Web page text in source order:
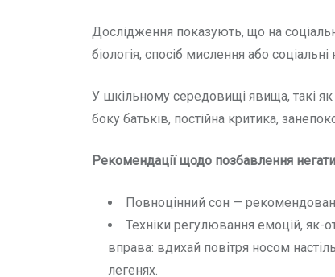
Дослідження показують, що на
біологія, спосіб мислення або
У шкільному середовищі явища, такі
боку батьків, постійна критика,
Рекомендації щодо позбавлення
Повноцінний сон —
Техніки регулювання емоцій, як-
вправа: вдихай повітря носом
легенях.